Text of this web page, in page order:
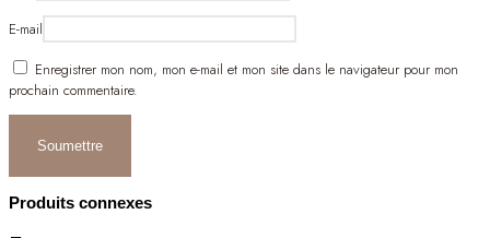
E-mail
Enregistrer mon nom, mon e-mail et mon site dans le navigateur pour mon
prochain commentaire.
Produits connexes